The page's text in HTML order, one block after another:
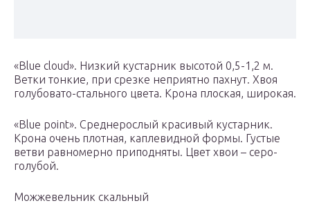
«Blue cloud». Низкий кустарник высотой 0,5-1,2 м.
Ветки тонкие, при срезке неприятно пахнут. Хвоя
голубовато-стального цвета. Крона плоская, широкая.
«Blue point». Среднерослый красивый кустарник.
Крона очень плотная, каплевидной формы. Густые
ветви равномерно приподняты. Цвет хвои – серо-
голубой.
Можжевельник скальный